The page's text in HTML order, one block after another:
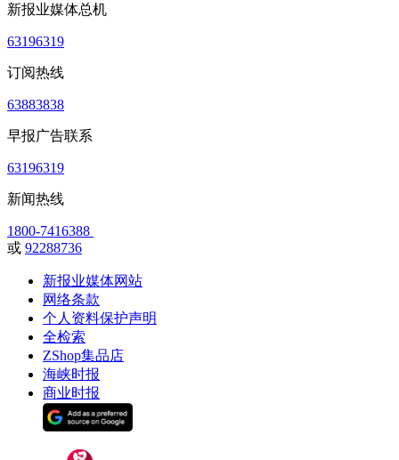
新报业媒体总机
63196319
订阅热线
63883838
早报广告联系
63196319
新闻热线
1800-7416388
或 92288736
新报业媒体网站
网络条款
个人资料保护声明
全检索
ZShop集品店
海峡时报
商业时报